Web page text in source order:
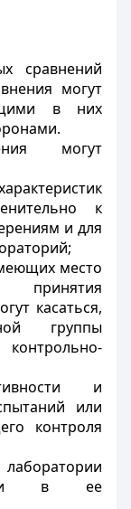
сравнений
могут
в них
могут
к
и для
место
касаться,
группы
и
или
контроля
в ее